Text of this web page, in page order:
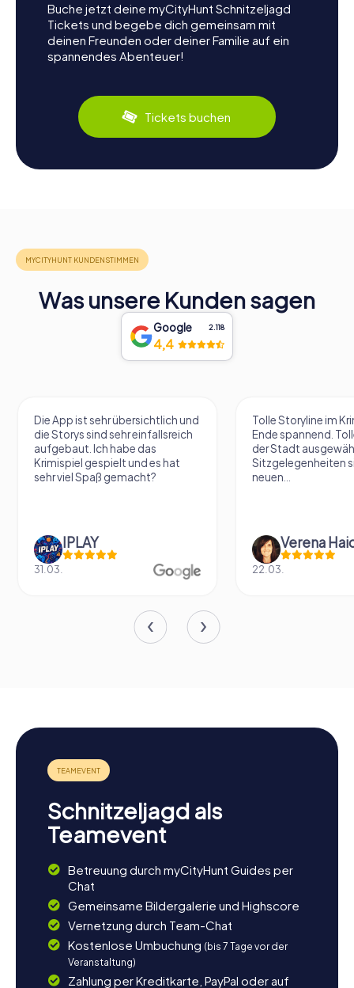
Buche jetzt deine myCityHunt Schnitzeljagd
Tickets und begebe dich gemeinsam mit
deinen Freunden oder deiner Familie auf ein
spannendes Abenteuer!
Tickets buchen
Was unsere Kunden sagen
Google 2.118
4,4
Die App ist sehr übersichtlich und
die Storys sind sehr einfallsreich
aufgebaut. Ich habe das
Krimispiel gespielt und es hat
sehr viel Spaß gemacht?
IPLAY
31.03.
Tolle Storyline im
Ende spannend.
der Stadt
Sitzgelegenheiten
neuen...
22.03.
Schnitzeljagd als
Teamevent
Betreuung durch myCityHunt Guides per
Chat
Gemeinsame Bildergalerie und Highscore
Vernetzung durch Team-Chat
Kostenlose Umbuchung (bis 7 Tage vor der
Veranstaltung)
Zahlung per Kreditkarte, PayPal oder auf